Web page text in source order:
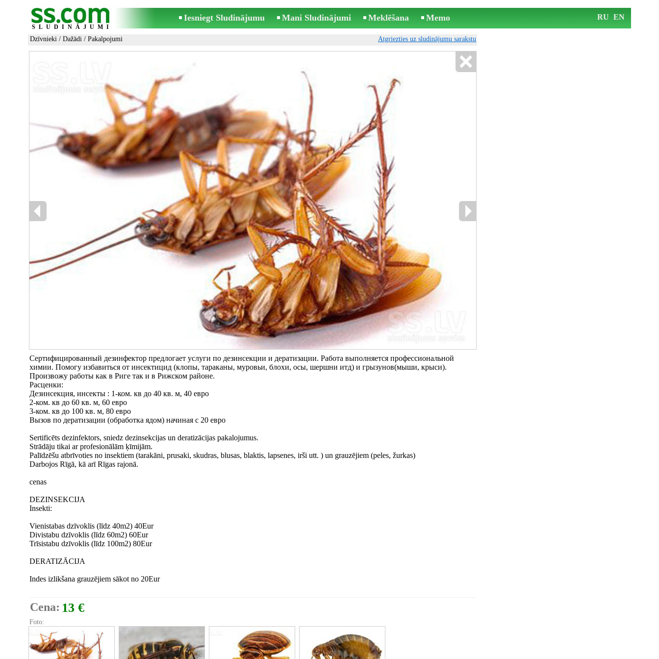
SLUDINĀJUMI
Iesniegt Sludinājumu Mani Sludinājumi Meklēšana Memo RU EN
Dzīvnieki / Dažādi / Pakalpojumi Atgriezties uz sludinājumu sarakstu
Сертифицированный дезинфектор предлогает услуги по дезинсекции и дератизации. Работа выполняется профессиональной
химии. Помогу избавиться от инсектицид (клопы, тараканы, муровьи, блохи, осы, шершни итд) и грызунов(мыши, крыси).
Произвожу работы как в Риге так и в Рижском районе.
Расценки:
Дезинсекция, инсекты : 1-ком. кв до 40 кв. м, 40 евро
2-ком. кв до 60 кв. м, 60 евро
3-ком. кв до 100 кв. м, 80 евро
Вызов по дератизации (обработка ядом) начиная с 20 евро
Sertificēts dezinfektors, sniedz dezinsekcijas un deratizācijas pakalojumus.
Strādāju tikai ar profesionālām ķīmijām.
Palīdzēšu atbrīvoties no insektiem (tarakāni, prusaki, skudras, blusas, blaktis, lapsenes, irši utt. ) un grauzējiem (peles, žurkas)
Darbojos Rīgā, kā arī Rīgas rajonā.
cenas
DEZINSEKCIJA
Insekti:
Vienistabas dzīvoklis (līdz 40m2) 40Eur
Divistabu dzīvoklis (līdz 60m2) 60Eur
Trīsistabu dzīvoklis (līdz 100m2) 80Eur
DERATIZĀCIJA
Indes izlikšana grauzējiem sākot no 20Eur
Cena: 13 €
Foto: